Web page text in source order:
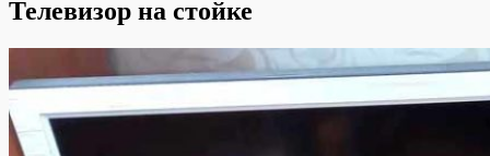
Телевизор на стойке